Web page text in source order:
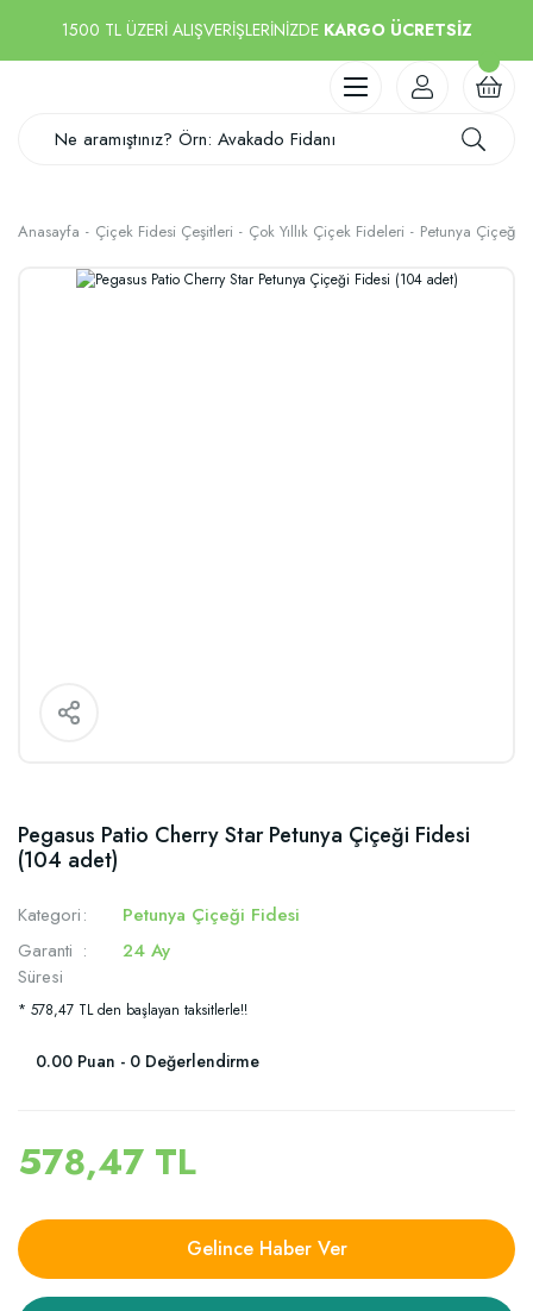
1500 TL ÜZERİ ALIŞVERİŞLERİNİZDE KARGO ÜCRETSİZ
Anasayfa Çiçek Fidesi Çeşitleri Çok Yıllık Çiçek Fideleri Petunya Çiçeği
Pegasus Patio Cherry Star Petunya Çiçeği Fidesi
(104 adet)
Kategori
Petunya Çiçeği Fidesi
Garanti
Süresi
24 Ay
* 578,47 TL den başlayan taksitlerle!!
0.00 Puan - 0 Değerlendirme
578,47 TL
Gelince Haber Ver